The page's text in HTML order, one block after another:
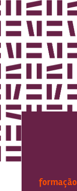
formação